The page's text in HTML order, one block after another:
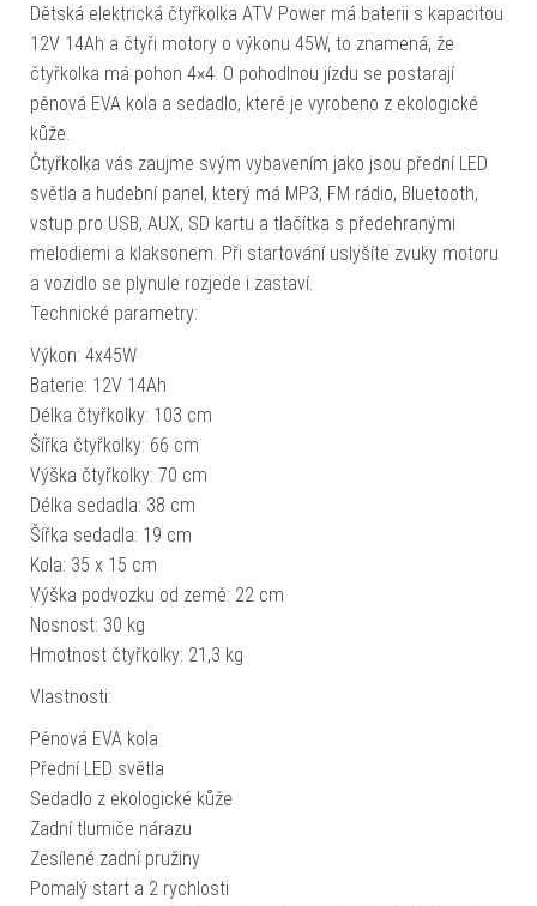
Dětská elektrická čtyřkolka ATV Power má baterii s kapacitou
12V 14Ah a čtyři motory o výkonu 45W, to znamená, že
čtyřkolka má pohon 4×4. O pohodlnou jízdu se postarají
pěnová EVA kola a sedadlo, které je vyrobeno z ekologické
kůže.
Čtyřkolka vás zaujme svým vybavením jako jsou přední LED
světla a hudební panel, který má MP3, FM rádio, Bluetooth,
vstup pro USB, AUX, SD kartu a tlačítka s předehranými
melodiemi a klaksonem. Při startování uslyšíte zvuky motoru
a vozidlo se plynule rozjede i zastaví.
Technické parametry:
Výkon: 4x45W
Baterie: 12V 14Ah
Délka čtyřkolky: 103 cm
Šířka čtyřkolky: 66 cm
Výška čtyřkolky: 70 cm
Délka sedadla: 38 cm
Šířka sedadla: 19 cm
Kola: 35 x 15 cm
Výška podvozku od země: 22 cm
Nosnost: 30 kg
Hmotnost čtyřkolky: 21,3 kg
Vlastnosti:
Pěnová EVA kola
Přední LED světla
Sedadlo z ekologické kůže
Zadní tlumiče nárazu
Zesílené zadní pružiny
Pomalý start a 2 rychlosti